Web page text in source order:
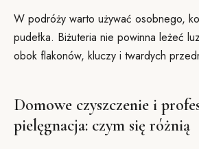
W podróży warto używać osobnego,
pudełka. Biżuteria nie powinna leżeć
obok flakonów, kluczy i twardych
Domowe czyszczenie i
pielęgnacja: czym się różnią